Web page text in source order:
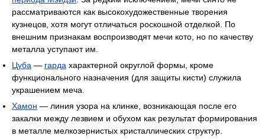
рассматриваются как высокохудожественные творения
кузнецов, хотя могут отличаться роскошной отделкой. По
внешним признакам воспроизводят мечи кото, но по качеству
металла уступают им.
Цуба — гарда характерной округлой формы, кроме
функционального назначения (для защиты кисти) служила
украшением меча.
Хамон — линия узора на клинке, возникающая после его
закалки между лезвием и обухом как результат формирования
в металле мелкозернистых кристаллических структур.